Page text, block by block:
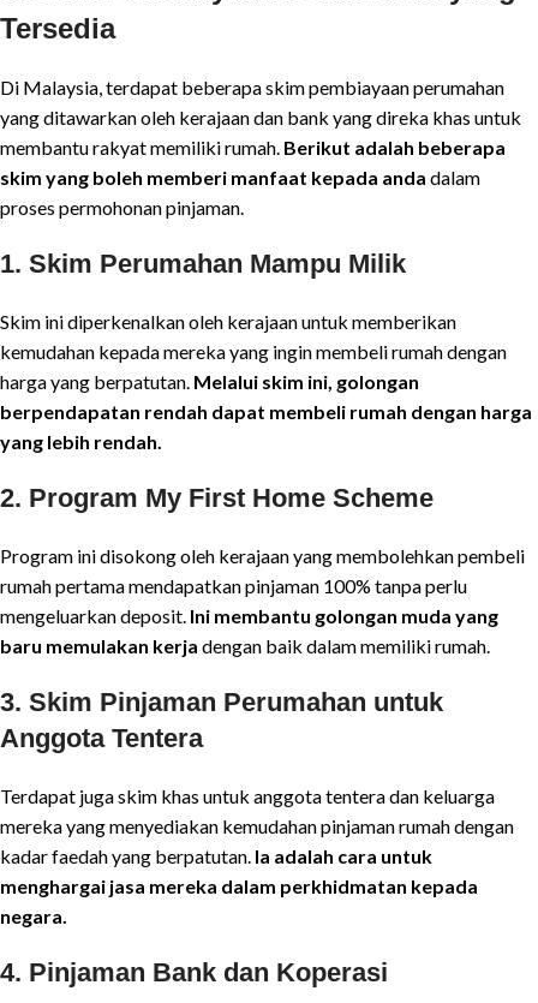
Tersedia
Di Malaysia, terdapat beberapa skim pembiayaan perumahan
yang ditawarkan oleh kerajaan dan bank yang direka khas untuk
membantu rakyat memiliki rumah. Berikut adalah beberapa
skim yang boleh memberi manfaat kepada anda dalam
proses permohonan pinjaman.
1. Skim Perumahan Mampu Milik
Skim ini diperkenalkan oleh kerajaan untuk memberikan
kemudahan kepada mereka yang ingin membeli rumah dengan
harga yang berpatutan. Melalui skim ini, golongan
berpendapatan rendah dapat membeli rumah dengan harga
yang lebih rendah.
2. Program My First Home Scheme
Program ini disokong oleh kerajaan yang membolehkan pembeli
rumah pertama mendapatkan pinjaman 100% tanpa perlu
mengeluarkan deposit. Ini membantu golongan muda yang
baru memulakan kerja dengan baik dalam memiliki rumah.
3. Skim Pinjaman Perumahan untuk
Anggota Tentera
Terdapat juga skim khas untuk anggota tentera dan keluarga
mereka yang menyediakan kemudahan pinjaman rumah dengan
kadar faedah yang berpatutan. Ia adalah cara untuk
menghargai jasa mereka dalam perkhidmatan kepada
negara.
4. Pinjaman Bank dan Koperasi